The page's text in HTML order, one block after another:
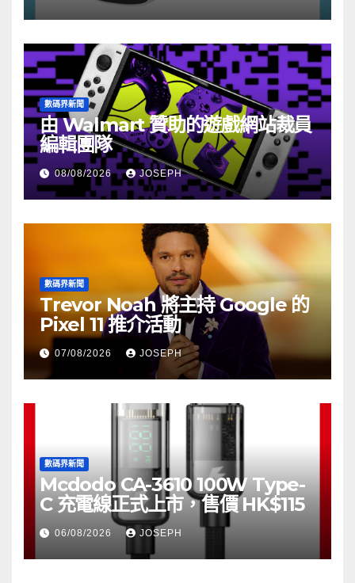
數碼界新聞
由 Walmart 贊助的遊戲網站裁員
編輯團隊
08/08/2026 JOSEPH
數碼界新聞
Trevor Noah 將主持 Google 的
Pixel 11 推介活動
07/08/2026 JOSEPH
數碼界新聞
Mcdodo CA-3610 100W Type-
C 充電線正式上市，售價 HK$115
06/08/2026 JOSEPH